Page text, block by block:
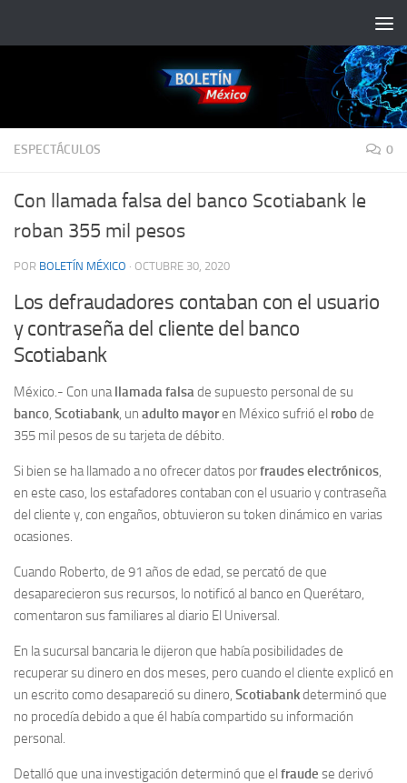
ESPECTÁCULOS 0
Con llamada falsa del banco Scotiabank le
roban 355 mil pesos
POR BOLETÍN MÉXICO · OCTUBRE 30, 2020
Los defraudadores contaban con el usuario
y contraseña del cliente del banco
Scotiabank
México.- Con unallamadafalsade supuesto personal de su
banco, Scotiabank, un adulto mayoren México sufrió el robode
355 mil pesos de su tarjeta de débito.
Si bien se ha llamado a no ofrecer datos porfraudes electrónicos,
en este caso, los estafadores contaban con el usuario y contraseña
del cliente y, con engaños, obtuvieron su token dinámico en varias
ocasiones.
Cuando Roberto, de 91 años de edad, se percató de que
desaparecieron sus recursos, lo notificó al banco en Querétaro,
comentaron sus familiares al diario El Universal.
En la sucursal bancaria le dijeron que había posibilidades de
recuperar su dinero en dos meses, pero cuando el cliente explicó en
un escrito como desapareció su dinero, Scotiabankdeterminó que
no procedía debido a que él había compartido su información
personal.
Detalló que una investigación determinó que el fraude se derivó